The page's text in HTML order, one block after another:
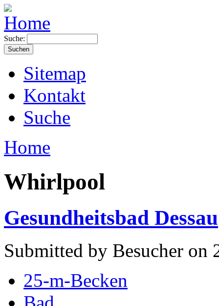
Suche:
Sitemap
Kontakt
Suche
Home
Whirlpool
Gesundheitsbad Dessau
Submitted by Besucher on
25-m-Becken